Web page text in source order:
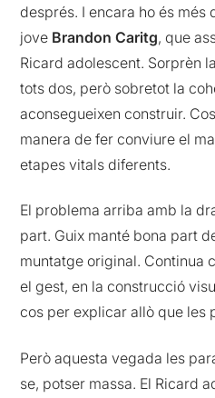
després. I encara ho és
jove Brandon Caritg, que
Ricard adolescent. Sorprèn
tots dos, però sobretot la
aconsegueixen construir.
manera de fer conviure el
etapes vitals diferents.
El problema arriba amb la
part. Guix manté bona part
muntatge original. Continua
el gest, en la construcció
cos per explicar allò que les
Però aquesta vegada les
se, potser massa. El Ricard